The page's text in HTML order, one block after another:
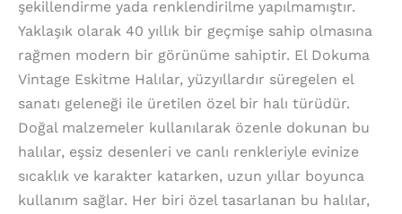
şekillendirme yada renklendirilme yapılmamıştır.
Yaklaşık olarak 40 yıllık bir geçmişe sahip olmasına
rağmen modern bir görünüme sahiptir. El Dokuma
Vintage Eskitme Halılar, yüzyıllardır süregelen el
sanatı geleneği ile üretilen özel bir halı türüdür.
Doğal malzemeler kullanılarak özenle dokunan bu
halılar, eşsiz desenleri ve canlı renkleriyle evinize
sıcaklık ve karakter katarken, uzun yıllar boyunca
kullanım sağlar. Her biri özel tasarlanan bu halılar,